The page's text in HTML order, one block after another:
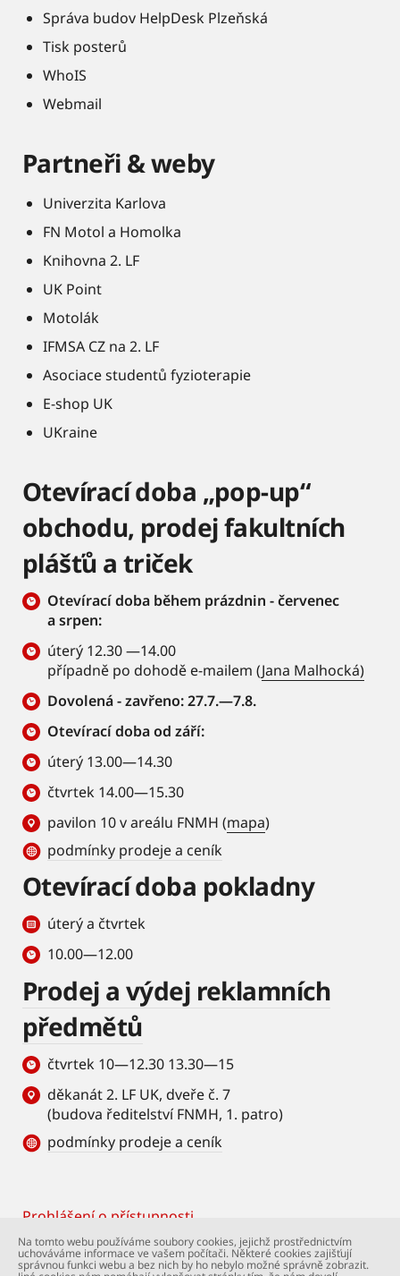
Správa budov HelpDesk Plzeňská
Tisk posterů
WhoIS
Webmail
Partneři & weby
Univerzita Karlova
FN Motol a Homolka
Knihovna 2. LF
UK Point
Motolák
IFMSA CZ na 2. LF
Asociace studentů fyzioterapie
E-shop UK
UKraine
Otevírací doba „pop-up“
obchodu, prodej fakultních
plášťů a triček
Otevírací doba během prázdnin - červenec
a srpen:
úterý 12.30 —14.00
případně po dohodě e-mailem (Jana Malhocká)
Dovolená - zavřeno: 27.7.—7.8.
Otevírací doba od září:
úterý 13.00—14.30
čtvrtek 14.00—15.30
pavilon 10 v areálu FNMH (mapa)
podmínky prodeje a ceník
Otevírací doba pokladny
úterý a čtvrtek
10.00—12.00
Prodej a výdej reklamních
předmětů
čtvrtek 10—12.30 13.30—15
děkanát 2. LF UK, dveře č. 7
(budova ředitelství FNMH, 1. patro)
podmínky prodeje a ceník
Footer
Prohlášení o přístupnosti
© Univerzita Karlova – 2. lékařská fakulta. Všechna
Na tomto webu používáme soubory cookies, jejichž prostřednictvím
uchováváme informace ve vašem počítači. Některé cookies zajišťují
správnou funkci webu a bez nich by ho nebylo možné správně zobrazit.